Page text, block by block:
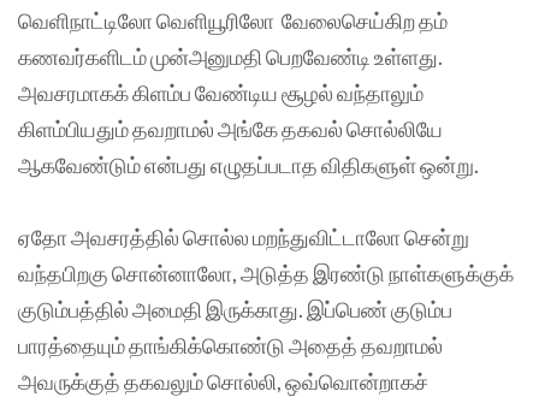
வெளிநாட்டிலோ வெளியூரிலோ வேலைசெய்கிற தம்
கணவர்களிடம் முன்அனுமதி பெறவேண்டி உள்ளது.
அவசரமாகக் கிளம்ப வேண்டிய சூழல் வந்தாலும்
கிளம்பியதும் தவறாமல் அங்கே தகவல் சொல்லியே
ஆகவேண்டும் என்பது எழுதப்படாத விதிகளுள் ஒன்று.
ஏதோ அவசரத்தில் சொல்ல மறந்துவிட்டாலோ சென்று
வந்தபிறகு சொன்னாலோ, அடுத்த இரண்டு நாள்களுக்குக்
குடும்பத்தில் அமைதி இருக்காது. இப்பெண் குடும்ப
பாரத்தையும் தாங்கிக்கொண்டு அதைத் தவறாமல்
அவருக்குத் தகவலும் சொல்லி, ஒவ்வொன்றாகச்